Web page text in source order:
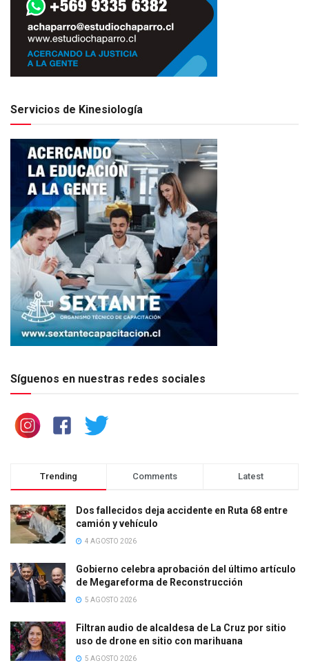
Servicios de Kinesiología
Síguenos en nuestras redes sociales
Trending Comments Latest
Dos fallecidos deja accidente en Ruta 68 entre
camión y vehículo
4 AGOSTO 2026
Gobierno celebra aprobación del último artículo
de Megareforma de Reconstrucción
5 AGOSTO 2026
Filtran audio de alcaldesa de La Cruz por sitio
uso de drone en sitio con marihuana
5 AGOSTO 2026